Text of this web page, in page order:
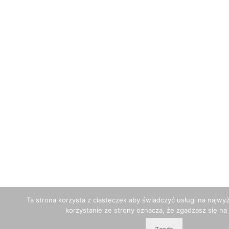
Ta strona korzysta z ciasteczek aby świadczyć usługi na
korzystanie ze strony oznacza, że zgadzasz się